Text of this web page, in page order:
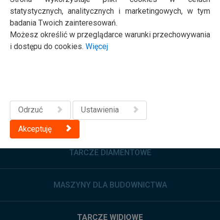
70184608309
gips, drewno z
gwoździami
szybkie 125 22,23
NOWOŚCI
TARCZE DIAMENTOWE
MASZYNY DLA BUDOWNICTWA
TARCZE WIDIOWE
statystycznych, analitycznych i marketingowych, w tym
badania Twoich zainteresowań.
Możesz określić w przeglądarce warunki przechowywania
i dostępu do cookies. Więcej
Odrzuć Ustawienia
Akceptuję